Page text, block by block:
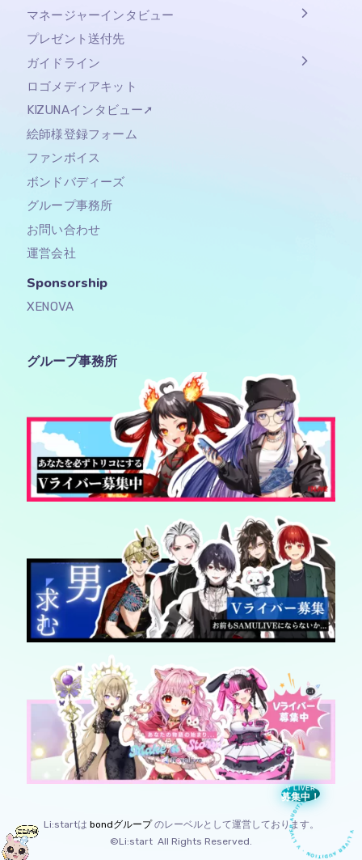
V LIVER AUDITION · V LIVER
V LIVER
募集中！
マネージャーインタビュー
プレゼント送付先
ガイドライン
ロゴメディアキット
KIZUNAインタビュー➚
絵師様登録フォーム
ファンボイス
ボンドバディーズ
グループ事務所
お問い合わせ
運営会社
Sponsorship​
XENOVA
グループ事務所
Li:startは bondグループのレーベルとして運営しております。
©Li:start All Rights Reserved.